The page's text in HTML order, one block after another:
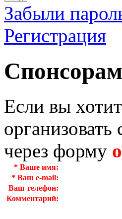
Забыли
Регистрация
Если вы
через форму
* Ваше имя:
* Ваш e-mail:
Ваш телефон:
Комментарий: